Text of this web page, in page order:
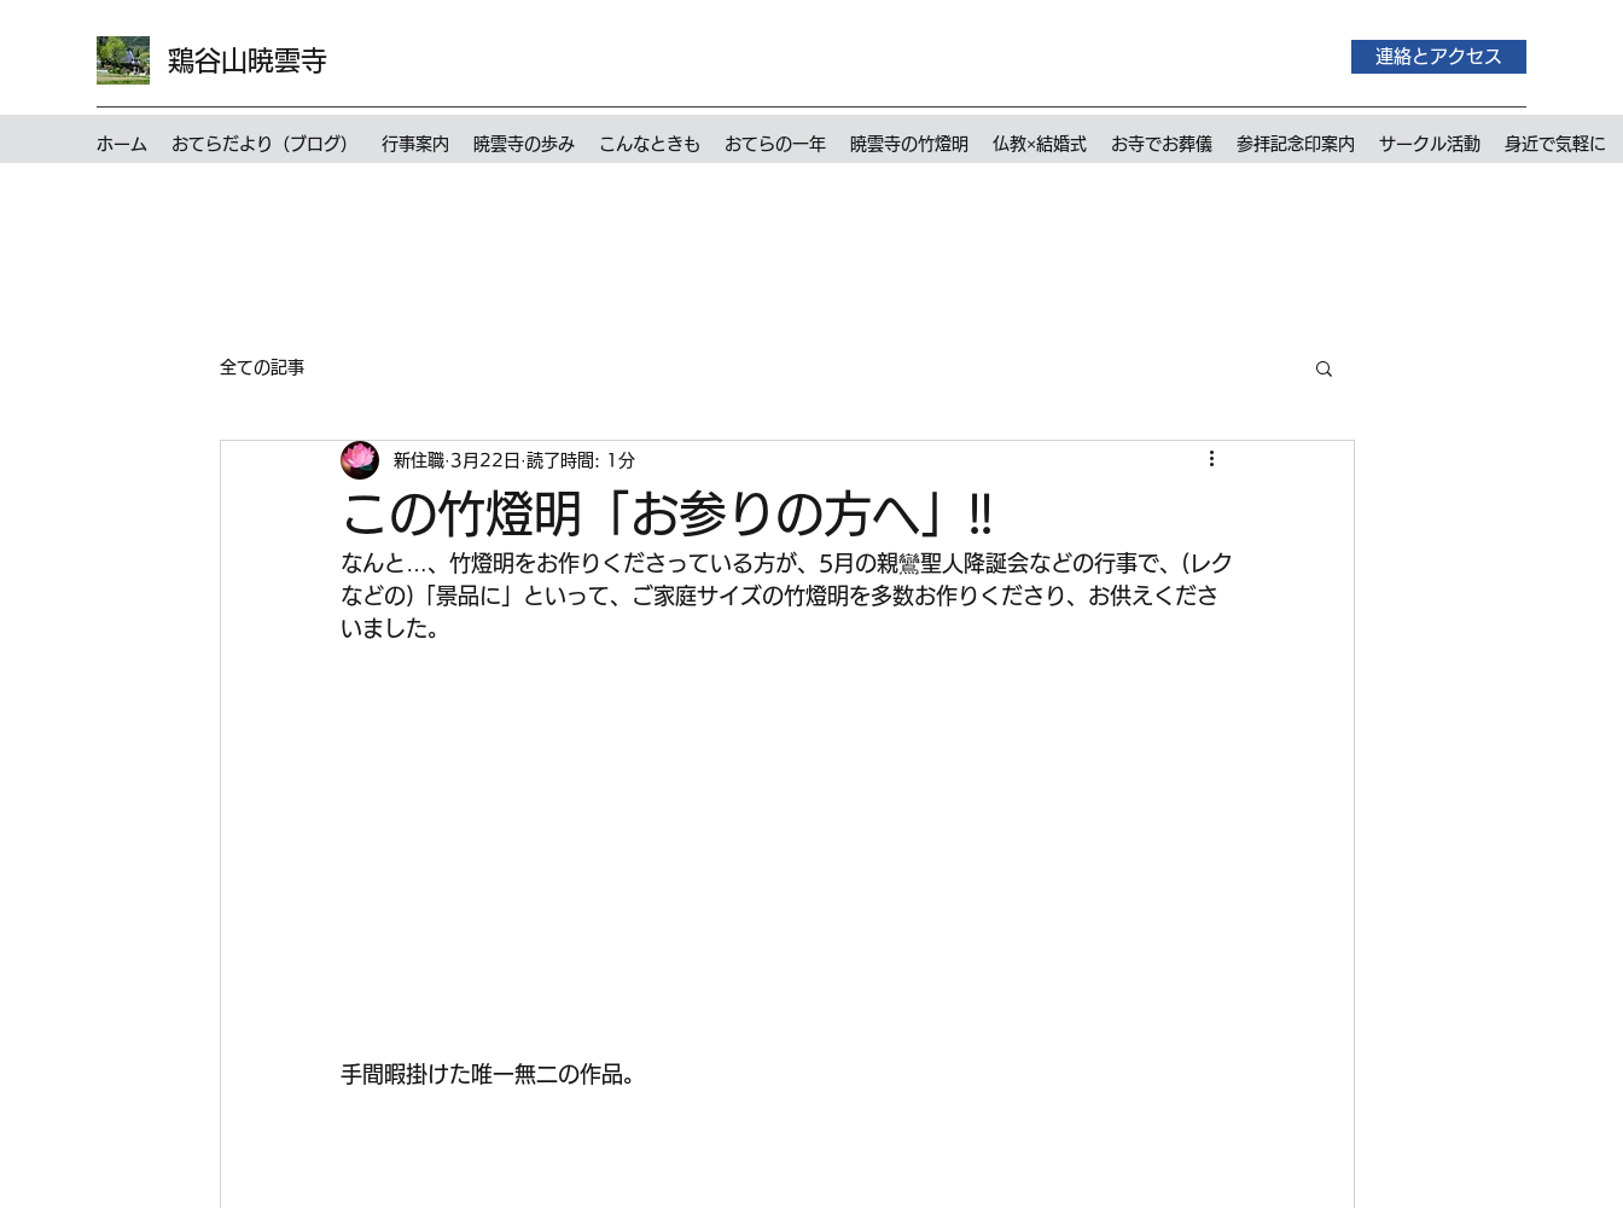
鶏谷山暁雲寺 連絡とアクセス
ホーム おてらだより（ブログ） 行事案内 暁雲寺の歩み こんなときも おてらの一年 暁雲寺の竹燈明 仏教×結婚式 お寺でお葬儀 参拝記念印案内 サークル活動 身近で気軽に
全ての記事
この竹燈明「お参りの方へ」!!
新住職 3月22日 読了時間: 1分
なんと…、竹燈明をお作りくださっている方が、5月の親鸞聖人降誕会などの行事で、(レク
などの)「景品に」といって、ご家庭サイズの竹燈明を多数お作りくださり、お供えくださ
いました。
手間暇掛けた唯一無二の作品。